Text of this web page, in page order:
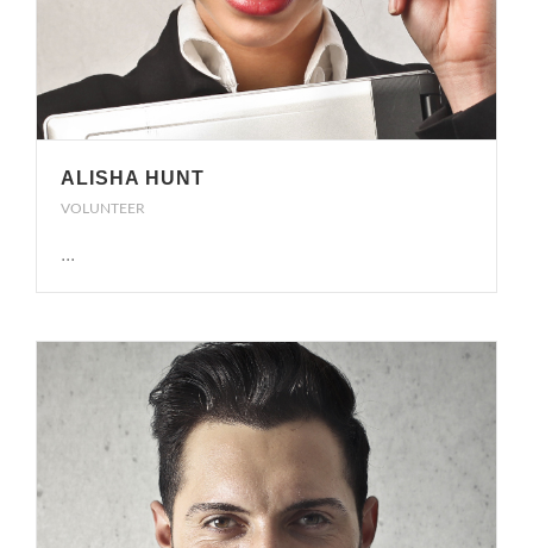
ALISHA HUNT
VOLUNTEER
...